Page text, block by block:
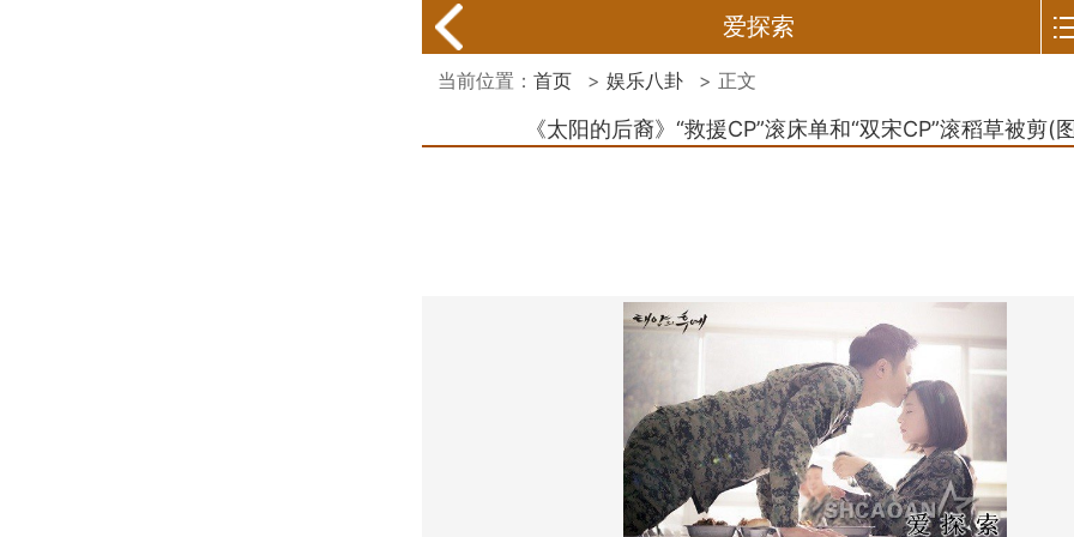
爱探索
当前位置： 首页 > 娱乐八卦 > 正文
《太阳的后裔》“救援CP”滚床单和“双宋CP”滚稻草被剪(